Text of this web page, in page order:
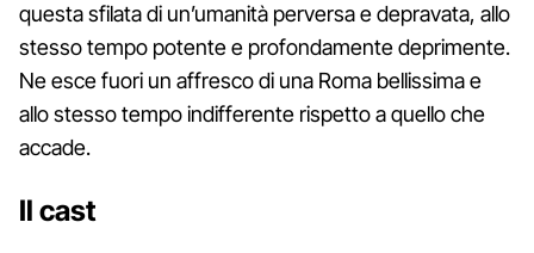
questa sfilata di un’umanità perversa e depravata, allo
stesso tempo potente e profondamente deprimente.
Ne esce fuori un affresco di una Roma bellissima e
allo stesso tempo indifferente rispetto a quello che
accade.
Il cast